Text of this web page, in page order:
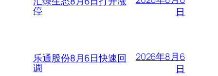
停
日
乐通股份8月6日快速回
调
2026年8月6
日